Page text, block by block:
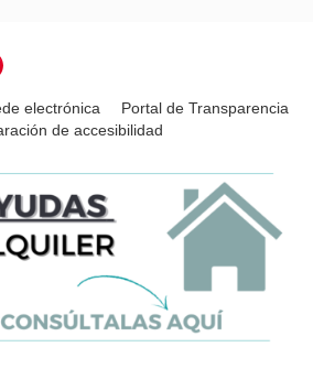
electrónica
Portal de Transparencia
de accesibilidad